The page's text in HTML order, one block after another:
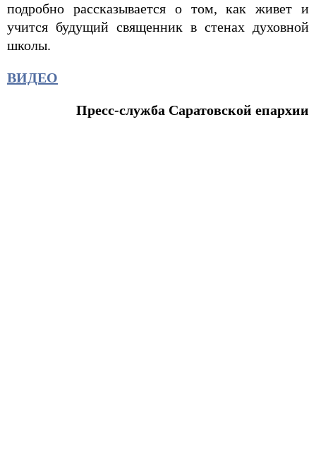
подробно рассказывается о том, как живет и
учится будущий священник в стенах духовной
школы.
ВИДЕО
Пресс-служба Саратовской епархии